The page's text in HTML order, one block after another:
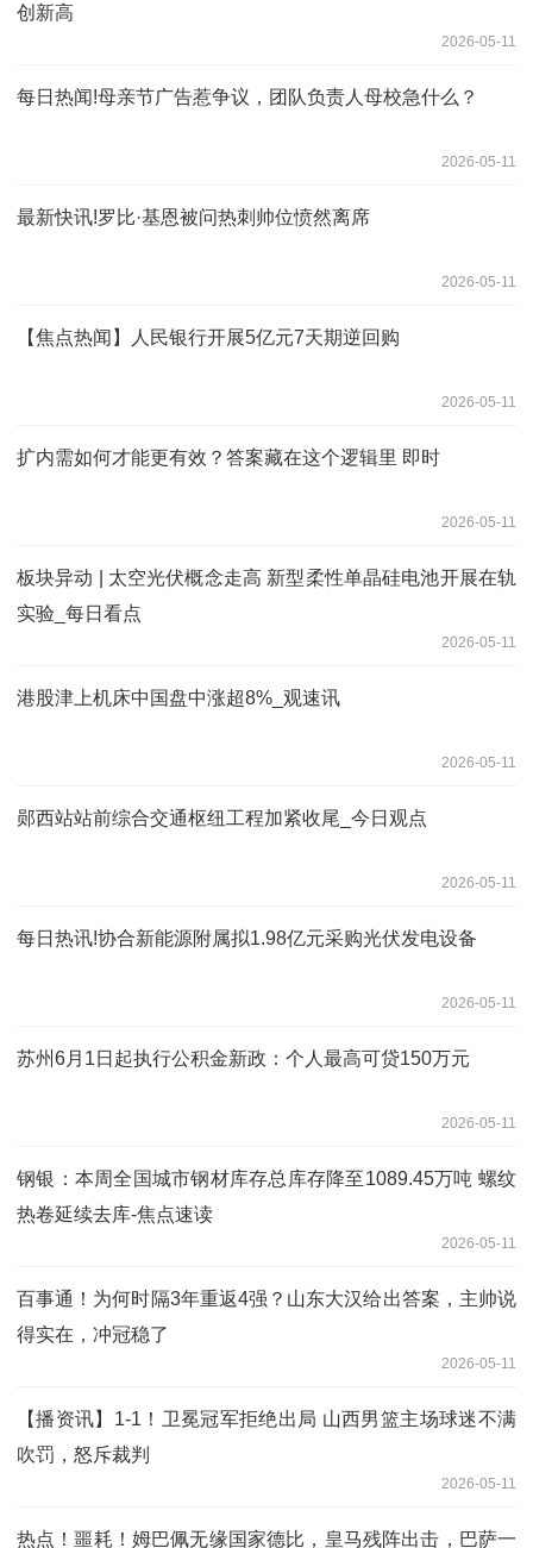
创新高
2026-05-11
每日热闻!母亲节广告惹争议，团队负责人母校急什么？
2026-05-11
最新快讯!罗比·基恩被问热刺帅位愤然离席
2026-05-11
【焦点热闻】人民银行开展5亿元7天期逆回购
2026-05-11
扩内需如何才能更有效？答案藏在这个逻辑里 即时
2026-05-11
板块异动 | 太空光伏概念走高 新型柔性单晶硅电池开展在轨
实验_每日看点
2026-05-11
港股津上机床中国盘中涨超8%_观速讯
2026-05-11
郧西站站前综合交通枢纽工程加紧收尾_今日观点
2026-05-11
每日热讯!协合新能源附属拟1.98亿元采购光伏发电设备
2026-05-11
苏州6月1日起执行公积金新政：个人最高可贷150万元
2026-05-11
钢银：本周全国城市钢材库存总库存降至1089.45万吨 螺纹
热卷延续去库-焦点速读
2026-05-11
百事通！为何时隔3年重返4强？山东大汉给出答案，主帅说
得实在，冲冠稳了
2026-05-11
【播资讯】1-1！卫冕冠军拒绝出局 山西男篮主场球迷不满
吹罚，怒斥裁判
2026-05-11
热点！噩耗！姆巴佩无缘国家德比，皇马残阵出击，巴萨一